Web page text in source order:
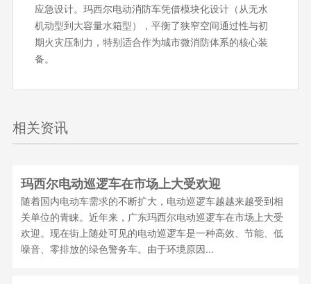
应急设计。玛西尔电动消防车凭借模块化设计（从无水
机动型到大容量水箱型），平衡了狭窄空间通过性与初
期火灾压制力，特别适合作为城市微消防体系的核心装
备。
相关资讯
玛西尔电动巡逻车在市场上大受欢迎
随着国内电动车需求的不断扩大，电动巡逻车越越来越受到相
关单位的青睐。近年来，广东玛西尔电动巡逻车在市场上大受
欢迎。现在街上随处可见的电动巡逻车是一种高效、节能、低
噪音、零排放的绿色警务车。由于环境原因...